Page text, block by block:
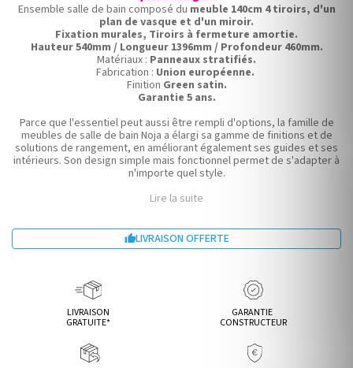
Ensemble salle de bain composé du meuble 140cm 4 tiroirs, d'un
plan de vasque et d'un miroir.
Fixation murales, Tiroirs à fermeture amortie.
Hauteur 540mm / Longueur 1396mm / Profondeur 460mm.
Matériaux : Panneaux stratifiés.
Fabrication : Union européenne.
Finition Green satin.
Garantie 5 ans.
Parce que l'essentiel peut aussi être rempli d'options, la famille de
meubles de salle de bain Noja a élargi sa gamme de finitions et de
solutions de rangement, en améliorant également ses guides et ses
intérieurs. Son design simple mais fonctionnel permet de s'adapter à
n'importe quel style.
Lire la suite
LIVRAISON OFFERTE
LIVRAISON
GRATUITE*
GARANTIE
CONSTRUCTEUR